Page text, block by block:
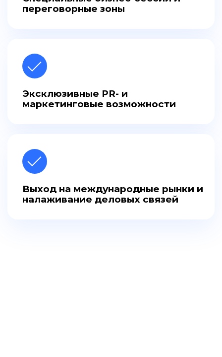
переговорные зоны
Эксклюзивные PR- и
маркетинговые возможности
Выход на международные рынки и
налаживание деловых связей